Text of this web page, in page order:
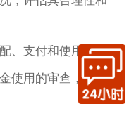
、支付和使用情况
使用的审查，检查